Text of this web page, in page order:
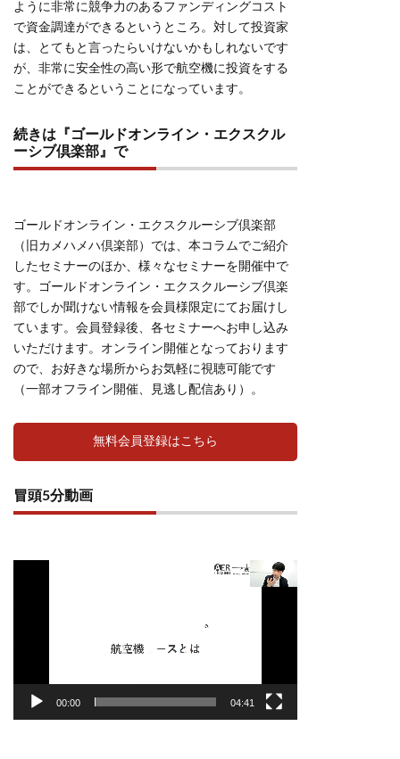
ように非常に競争力のあるファンディングコスト
で資金調達ができるというところ。対して投資家
は、とてもと言ったらいけないかもしれないです
が、非常に安全性の高い形で航空機に投資をする
ことができるということになっています。
続きは『ゴールドオンライン・エクスクル
ーシブ倶楽部』で
ゴールドオンライン・エクスクルーシブ倶楽部
（旧カメハメハ倶楽部）では、本コラムでご紹介
したセミナーのほか、様々なセミナーを開催中で
す。ゴールドオンライン・エクスクルーシブ倶楽
部でしか聞けない情報を会員様限定にてお届けし
ています。会員登録後、各セミナーへお申し込み
いただけます。オンライン開催となっております
ので、お好きな場所からお気軽に視聴可能です
（一部オフライン開催、見逃し配信あり）。
無料会員登録はこちら
冒頭5分動画
00:00 04:41